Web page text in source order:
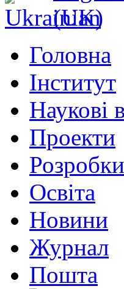
Головна
Інститут
Наукові
Проекти
Розробки
Освіта
Новини
Журнал
Пошта